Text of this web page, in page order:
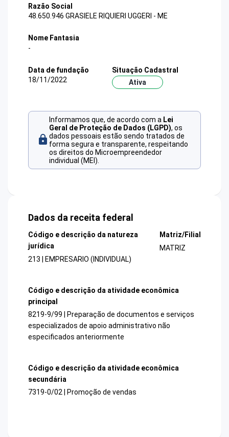
Razão Social
48.650.946 GRASIELE RIQUIERI UGGERI - ME
Nome Fantasia
-
Data de fundação
18/11/2022
Situação Cadastral
Ativa
Informamos que, de acordo com a Lei
Geral de Proteção de Dados (LGPD), os
dados pessoais estão sendo tratados de
forma segura e transparente, respeitando
os direitos do Microempreendedor
individual (MEI).
Dados da receita federal
Código e descrição da natureza
jurídica
213 | EMPRESARIO (INDIVIDUAL)
Matriz/Filial
MATRIZ
Código e descrição da atividade econômica
principal
8219-9/99 | Preparação de documentos e serviços
especializados de apoio administrativo não
especificados anteriormente
Código e descrição da atividade econômica
secundária
7319-0/02 | Promoção de vendas